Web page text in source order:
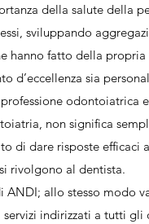
della salute della
sviluppando
fatto della
d’eccellenza sia
odontoiatrica
non significa
di dare risposte efficaci
rivolgono al dentista.
ANDI; allo stesso modo
indirizzati a tutti